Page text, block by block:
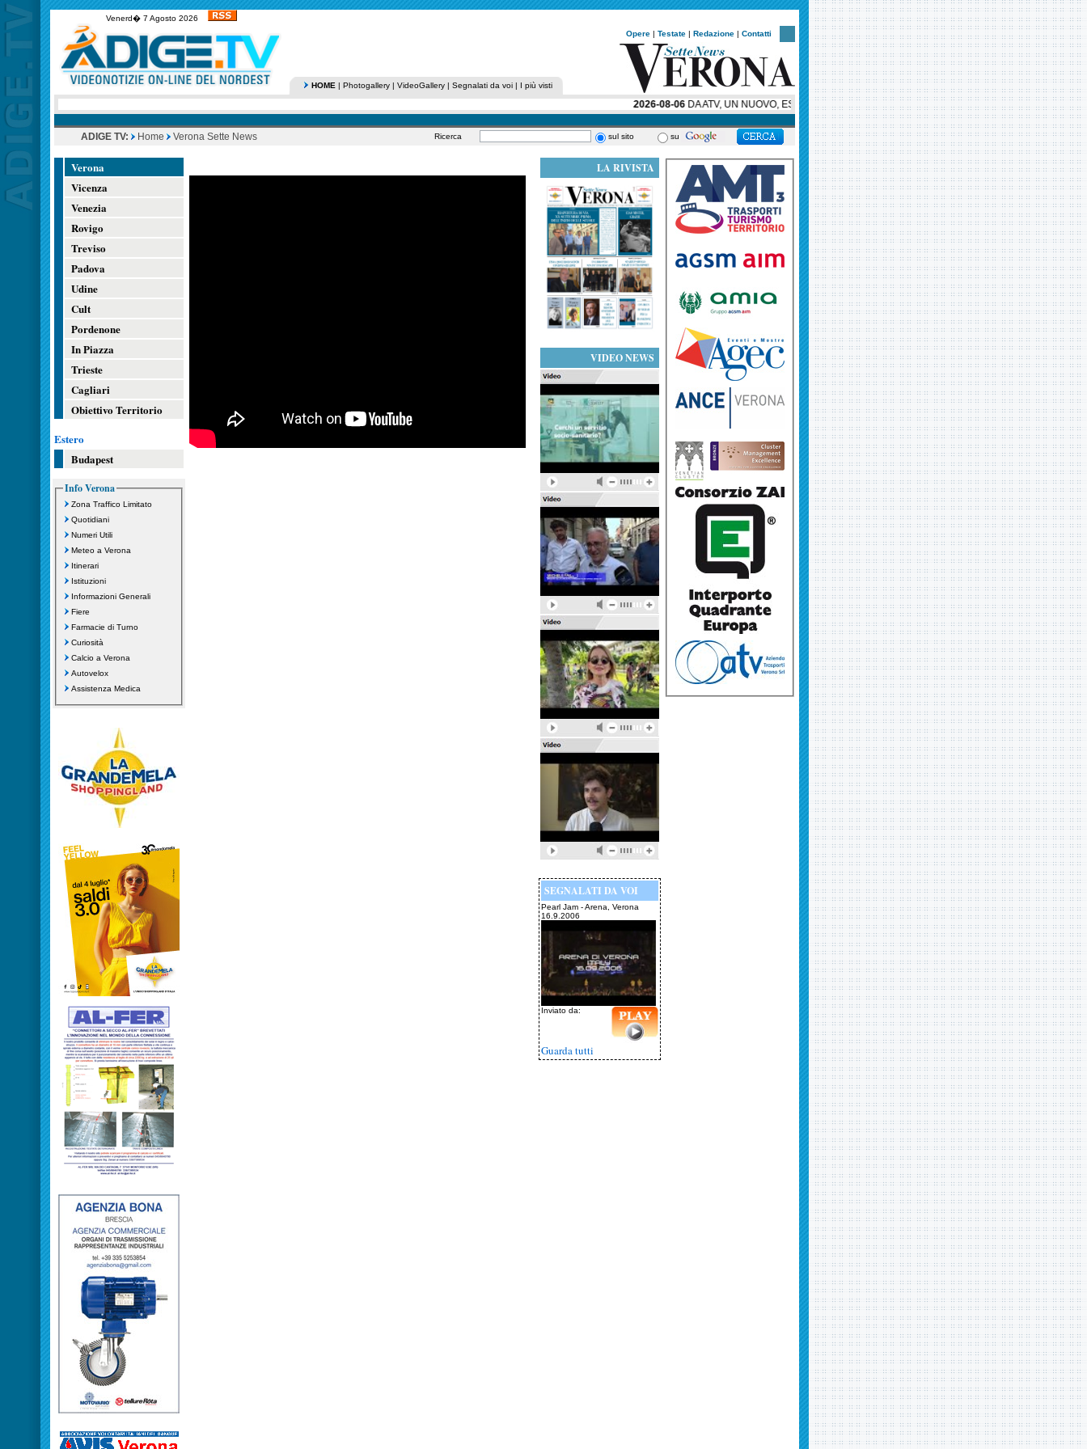
Venerd� 7 Agosto 2026
Opere | Testate | Redazione | Contatti
HOME | Photogallery | VideoGallery | Segnalati da voi | I più visti
2026-08-06DA ATV, UN NUOVO, ESCLUSIVO, SUPER BUS PER HELLAS VERONA, AMBASCIATORE
ADIGE TV: Home Verona Sette News Ricerca sul sito su
Verona
Vicenza
Venezia
Rovigo
Treviso
Padova
Udine
Cult
Pordenone
In Piazza
Trieste
Cagliari
Obiettivo Territorio
Estero
Budapest
Info Verona
Zona Traffico Limitato
Quotidiani
Numeri Utili
Meteo a Verona
Itinerari
Istituzioni
Informazioni Generali
Fiere
Farmacie di Turno
Curiosità
Calcio a Verona
Autovelox
Assistenza Medica
LA RIVISTA
VIDEO NEWS
SEGNALATI DA VOI
Pearl Jam - Arena, Verona
16.9.2006
Inviato da:
Guarda tutti